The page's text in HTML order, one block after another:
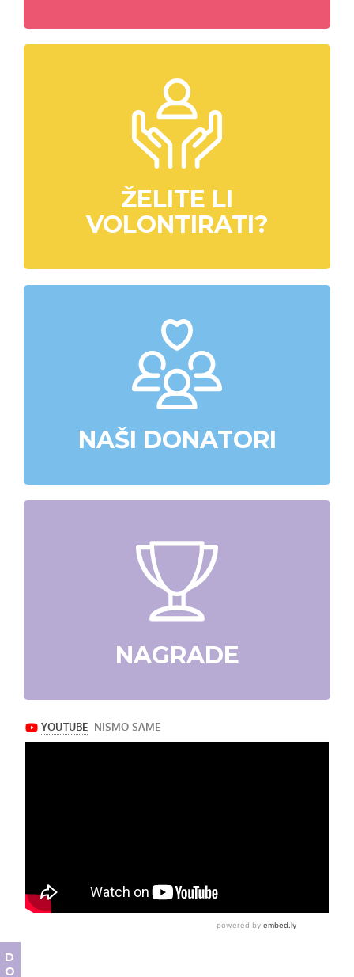
ŽELITE LI
VOLONTIRATI?
NAŠI DONATORI
NAGRADE